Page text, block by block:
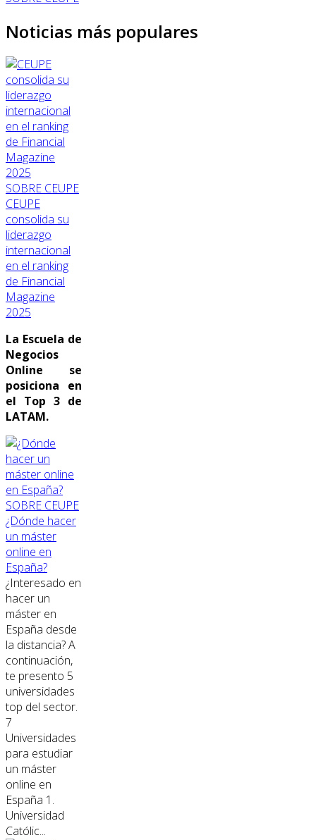
Noticias más populares
SOBRE CEUPE
CEUPE
consolida su
liderazgo
internacional
en el ranking
de Financial
Magazine
2025
La Escuela de
Negocios
Online se
posiciona en
el Top 3 de
LATAM.
SOBRE CEUPE
¿Dónde hacer
un máster
online en
España?
¿Interesado en
hacer un
máster en
España desde
la distancia? A
continuación,
te presento 5
universidades
top del sector.
7
Universidades
para estudiar
un máster
online en
España 1.
Universidad
Católic...